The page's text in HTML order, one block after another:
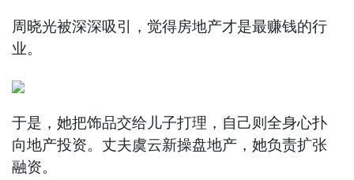
周晓光被深深吸引，觉得房地产才是最赚钱的行
业。
于是，她把饰品交给儿子打理，自己则全身心扑
向地产投资。丈夫虞云新操盘地产，她负责扩张
融资。